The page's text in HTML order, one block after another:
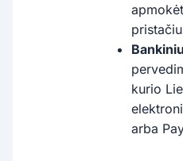
kurio
arba